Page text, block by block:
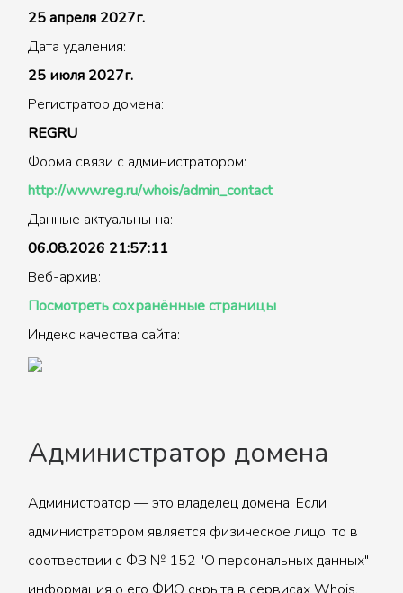
25 апреля 2027г.
Дата удаления:
25 июля 2027г.
Регистратор домена:
REGRU
Форма связи с администратором:
http://www.reg.ru/whois/admin_contact
Данные актуальны на:
06.08.2026 21:57:11
Веб-архив:
Посмотреть сохранённые страницы
Индекс качества сайта:
Администратор домена
Администратор — это владелец домена. Если
администратором является физическое лицо, то в
соотвествии с ФЗ № 152 "О персональных данных"